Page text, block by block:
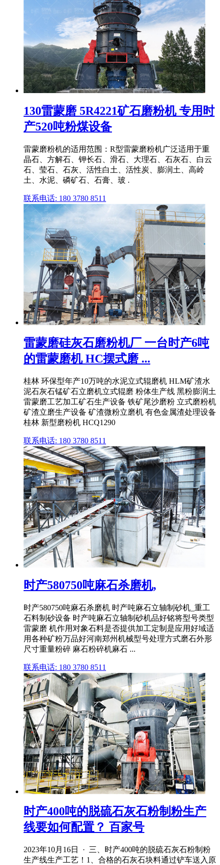
130雷蒙磨 5R4221矿石磨粉机 专用时
产520吨粉煤设备
雷蒙磨粉机的适用范围：R型雷蒙磨粉机广泛适用于重
晶石、方解石、钾长石、滑石、大理石、石灰石、白云
石、莹石、石灰、活性白土、活性炭、膨润土、高岭
土、水泥、磷矿石、石膏、玻 .
联系电话: 180 3780 8511
雷蒙磨硅灰石磨粉机厂 一台时产6吨
的雷蒙磨机 HC摆式磨 ...
桂林 环保型年产10万吨的水泥立式辊磨机 HLM矿渣水
泥石灰石锰矿石立磨机立式辊磨 粉体生产线 黑粉膨润土
雷蒙磨工艺加工矿石生产设备 铁矿尾沙磨粉 立式磨粉机
矿渣立磨生产设备 矿渣微粉立磨机 有色金属渣处理设备
桂林 新型磨粉机 HCQ1290
联系电话: 180 3780 8511
时产580750吨麻石杀磨机,
时产580750吨麻石杀磨机 时产吨麻石立轴制砂机_重工
石料制砂设备 时产吨麻石立轴制砂机品好铭将型号类型
雷蒙磨 机作用对象石料是否提供加工定制是应用好域适
用各种矿粉万品好河南郑州机械型号处理方式磨石外形
尺寸重量粉碎 麻石粉碎机麻石 ...
联系电话: 180 3780 8511
时产400吨的脱硫石灰石粉制粉生产
线要如何配置？ 百家号
2023年10月16日 · 三、时产400吨的脱硫石灰石粉制粉
生产线生产工艺！1、合格的石灰石块料通过铲车送入原